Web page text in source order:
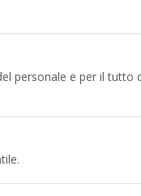
personale e per il tutto